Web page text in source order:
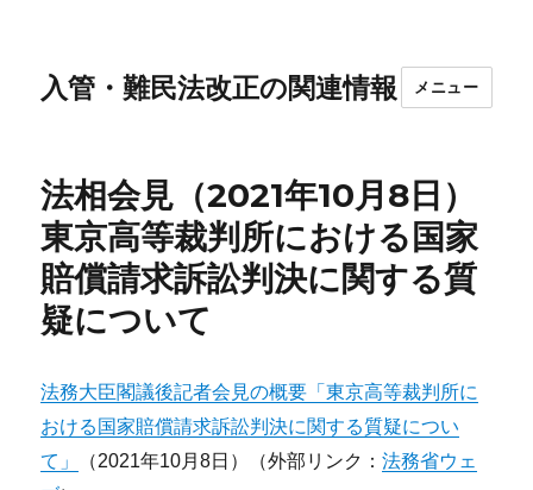
入管・難民法改正の関連情報 メニュー
法相会見（2021年10月8日）
東京高等裁判所における国家
賠償請求訴訟判決に関する質
疑について
法務大臣閣議後記者会見の概要「東京高等裁判所に
おける国家賠償請求訴訟判決に関する質疑につい
て」
（2021年10月8日）（外部リンク：法務省ウェ